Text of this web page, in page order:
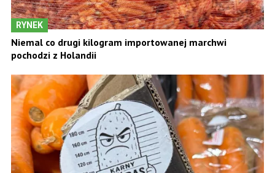
RYNEK
Niemal co drugi kilogram importowanej marchwi
pochodzi z Holandii